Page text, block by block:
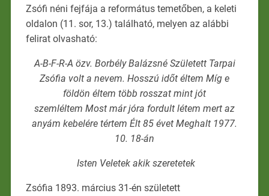
Zsófi néni fejfája a református temetőben, a keleti
oldalon (11. sor, 13.) található, melyen az alábbi
felirat olvasható:
A-B-F-R-A özv. Borbély Balázsné Született Tarpai
Zsófia volt a nevem. Hosszú időt éltem Míg e
földön éltem több rosszat mint jót
szemléltem Most már jóra fordult létem mert az
anyám kebelére tértem Élt 85 évet Meghalt 1977.
10. 18-án
Isten Veletek akik szeretetek
Zsófia 1893. március 31-én született